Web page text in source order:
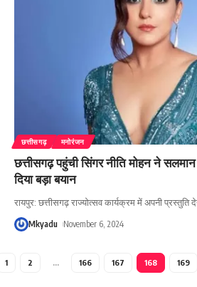
छत्तीसगढ़ मनोरंजन
छत्तीसगढ़ पहुंची सिंगर नीति मोहन ने
दिया बड़ा बयान
रायपुर: छत्तीसगढ़ राज्योत्सव कार्यक्रम में अपनी प्रस्तुति
Mkyadu November 6, 2024
1 2 … 166 167 168 169